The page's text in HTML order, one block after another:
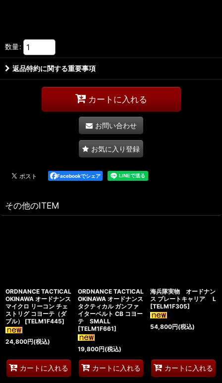
数量:
返品特約に関する重要事項
カートに入れる
お問い合わせ
お気に入り登録
Facebookでシェア
その他のITEM
ORDNANCE TACTICAL
OKINAWA オードナンス
マイクロ リーコン チェ
ストリグ コヨーテ（ダ
ブル）
[TELM1F445]
24,800円(税込)
カートに入れる
ORDNANCE TACTICAL
OKINAWA オードナンス
タクティカル ガンファ
イターベルト CB コヨー
テ SMALL
[TELM1F661]
19,800円(税込)
カートに入れる
海兵隊実物 オードナン
ス プレートキャリア L
[TELM1F305]
54,800円(税込)
カートに入れる